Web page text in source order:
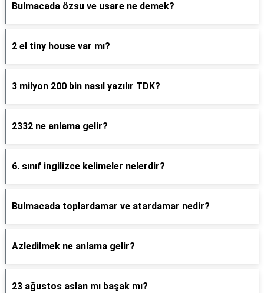
Bulmacada özsu ve usare ne demek?
2 el tiny house var mı?
3 milyon 200 bin nasıl yazılır TDK?
2332 ne anlama gelir?
6. sınıf ingilizce kelimeler nelerdir?
Bulmacada toplardamar ve atardamar nedir?
Azledilmek ne anlama gelir?
23 ağustos aslan mı başak mı?